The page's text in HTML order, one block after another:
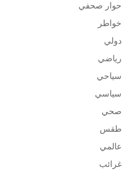
حوار صحفي
خواطر
دولي
رياضي
سياحي
سياسي
صحي
طقس
عالمي
غرائب